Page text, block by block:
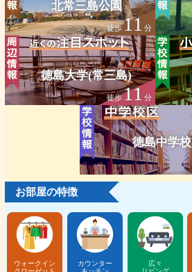
北常三島公園
徒歩11 分
徳島大学(常三島)
徒歩11 分
徳島中学校
お部屋の特徴
ウォークイン
カウンター
広々